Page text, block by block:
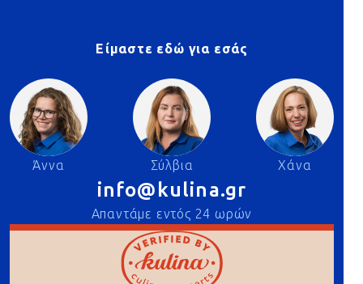
Είμαστε εδώ για εσάς
Άννα Σύλβια Χάνα
info@kulina.gr
Απαντάμε εντός 24 ωρών